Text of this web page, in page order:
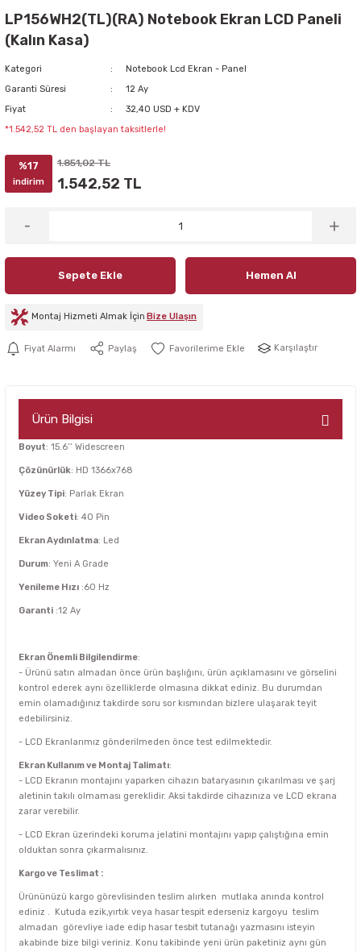
LP156WH2(TL)(RA) Notebook Ekran LCD Paneli
(Kalın Kasa)
Kategori
Notebook Lcd Ekran - Panel
Garanti Süresi
12 Ay
Fiyat
32,40 USD + KDV
*1.542,52 TL den başlayan taksitlerle!
%17
indirim
1.851,02 TL
1.542,52 TL
Sepete Ekle Hemen Al
Montaj Hizmeti Almak İçin Bize Ulaşın
Fiyat Alarmı Paylaş Karşılaştır
Ürün Bilgisi
Boyut: 15.6’’ Widescreen
Çözünürlük: HD 1366x768
Yüzey Tipi: Parlak Ekran
Video Soketi: 40 Pin
Ekran Aydınlatma: Led
Durum: Yeni A Grade
Yenileme Hızı :60 Hz
Garanti :12 Ay
Ekran Önemli Bilgilendirme:
- Ürünü satın almadan önce ürün başlığını, ürün açıklamasını ve görselini
kontrol ederek aynı özelliklerde olmasına dikkat ediniz. Bu durumdan
emin olamadığınız takdirde soru sor kısmından bizlere ulaşarak teyit
edebilirsiniz.
- LCD Ekranlarımız gönderilmeden önce test edilmektedir.
Ekran Kullanım ve Montaj Talimatı:
- LCD Ekranın montajını yaparken cihazın bataryasının çıkarılması ve şarj
aletinin takılı olmaması gereklidir. Aksi takdirde cihazınıza ve LCD ekrana
zarar verebilir.
- LCD Ekran üzerindeki koruma jelatini montajını yapıp çalıştığına emin
olduktan sonra çıkarmalısınız.
Kargo ve Teslimat :
Ürününüzü kargo görevlisinden teslim alırken mutlaka anında kontrol
ediniz . Kutuda ezik,yırtık veya hasar tespit ederseniz kargoyu teslim
almadan görevliye iade edip hasar tesbit tutanağı yazmasını isteyin
akabinde bize bilgi veriniz. Konu takibinde yeni ürün paketiniz aynı gün